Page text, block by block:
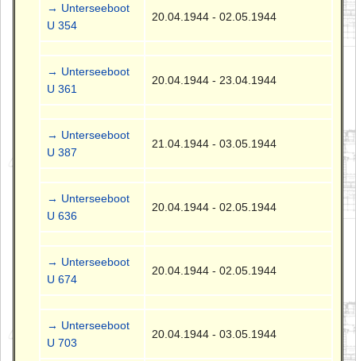
→ Unterseeboot
U 354
20.04.1944 - 02.05.1944
→ Unterseeboot
U 361
20.04.1944 - 23.04.1944
→ Unterseeboot
U 387
21.04.1944 - 03.05.1944
→ Unterseeboot
U 636
20.04.1944 - 02.05.1944
→ Unterseeboot
U 674
20.04.1944 - 02.05.1944
→ Unterseeboot
U 703
20.04.1944 - 03.05.1944